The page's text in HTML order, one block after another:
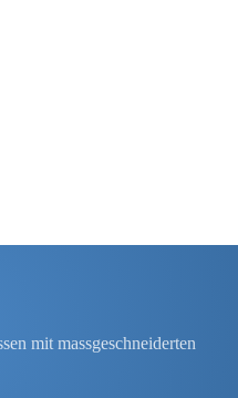
mit massgeschneiderten